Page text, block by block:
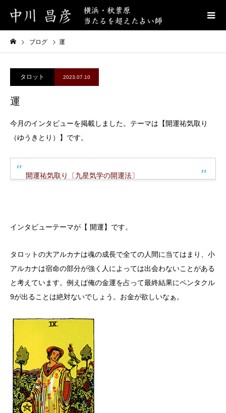
ブログ 運
タロット 2023.07.10
運
今月のインタビューを掲載しました。テーマは【開運祐気取り
（ゆうきとり）】です。
開運祐気取り〔九星気学の開運法〕
インタビューテーマが【 開運】です。
タロットの大アルカナは魂の成長で全ての人間に当てはまり、小
アルカナは宿命の部分が強く人によっては出会わないことがある
と考えています。例えば俺の金運を占って最終結果にペンタクル
9が出ることは絶対ないでしょう。お金が欲しいなぁ。